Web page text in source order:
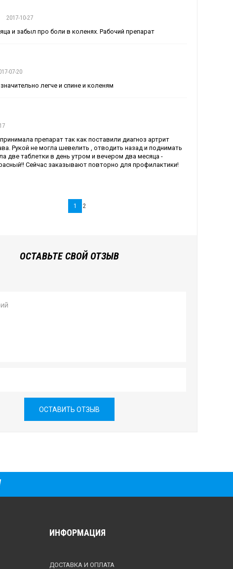
2017-10-27
и забыл про боли в коленях. Рабочий препарат
07-20
легче и спине и коленям
препарат так как поставили диагноз артрит
Рукой не могла шевелить , отводить назад и поднимать
две таблетки в день утром и вечером два месяца -
Сейчас заказывают повторно для профилактики!
1 2
ОСТАВЬТЕ СВОЙ ОТЗЫВ
ОСТАВИТЬ ОТЗЫВ
ИНФОРМАЦИЯ
ДОСТАВКА И ОПЛАТА